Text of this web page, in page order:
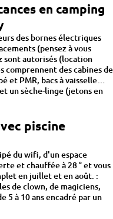
en camping
des bornes électriques
(pensez à vous
sont autorisés (location
comprennent des cabines de
et PMR, bacs à vaisselle…
un sèche-linge (jetons en
piscine
du wifi, d'un espace
et chauffée à 28 ° et vous
en juillet et en août. :
de clown, de magiciens,
5 à 10 ans encadré par un